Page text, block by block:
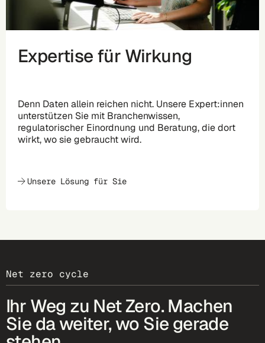
Expertise für Wirkung
Denn Daten allein reichen nicht. Unsere Expert:innen
unterstützen Sie mit Branchenwissen,
regulatorischer Einordnung und Beratung, die dort
wirkt, wo sie gebraucht wird.
Unsere Lösung für Sie
Net zero cycle
Ihr Weg zu Net Zero. Machen
Sie da weiter, wo Sie gerade